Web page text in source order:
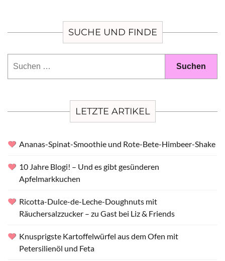
SUCHE UND FINDE
LETZTE ARTIKEL
Ananas-Spinat-Smoothie und Rote-Bete-Himbeer-Shake
10 Jahre Blogi! – Und es gibt gesünderen
Apfelmarkkuchen
Ricotta-Dulce-de-Leche-Doughnuts mit
Räuchersalzzucker – zu Gast bei Liz & Friends
Knusprigste Kartoffelwürfel aus dem Ofen mit
Petersilienöl und Feta